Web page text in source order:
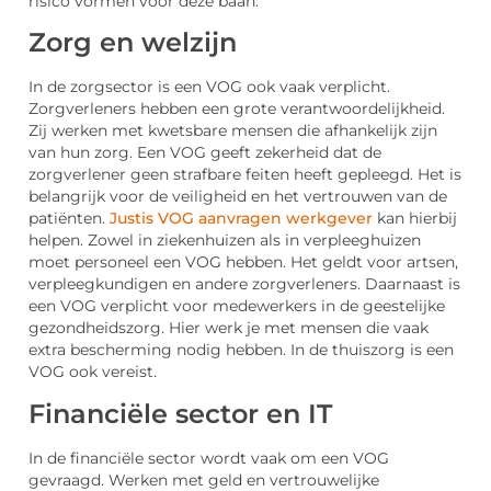
Zorg en welzijn
In de zorgsector is een VOG ook vaak verplicht.
Zorgverleners hebben een grote verantwoordelijkheid.
Zij werken met kwetsbare mensen die afhankelijk zijn
van hun zorg. Een VOG geeft zekerheid dat de
zorgverlener geen strafbare feiten heeft gepleegd. Het is
belangrijk voor de veiligheid en het vertrouwen van de
patiënten. Justis VOG aanvragen werkgever kan hierbij
helpen. Zowel in ziekenhuizen als in verpleeghuizen
moet personeel een VOG hebben. Het geldt voor artsen,
verpleegkundigen en andere zorgverleners. Daarnaast is
een VOG verplicht voor medewerkers in de geestelijke
gezondheidszorg. Hier werk je met mensen die vaak
extra bescherming nodig hebben. In de thuiszorg is een
VOG ook vereist.
Financiële sector en IT
In de financiële sector wordt vaak om een VOG
gevraagd. Werken met geld en vertrouwelijke